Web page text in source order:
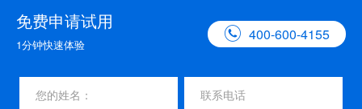
免费申请试用
1分钟快速体验
 400-600-4155